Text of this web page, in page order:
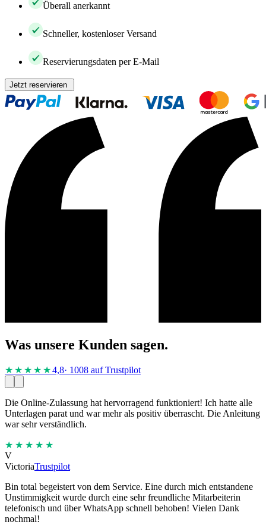
Überall anerkannt
Schneller, kostenloser Versand
Reservierungsdaten per E-Mail
Jetzt reservieren
Was unsere Kunden sagen.
★★★★ ★4,8· 1008 auf Trustpilot
Die Online-Zulassung hat hervorragend funktioniert! Ich hatte alle
Unterlagen parat und war mehr als positiv überrascht. Die Anleitung
war sehr verständlich.
★★★★★
V
VictoriaTrustpilot
Bin total begeistert von dem Service. Eine durch mich entstandene
Unstimmigkeit wurde durch eine sehr freundliche Mitarbeiterin
telefonisch und über WhatsApp schnell behoben! Vielen Dank
nochmal!